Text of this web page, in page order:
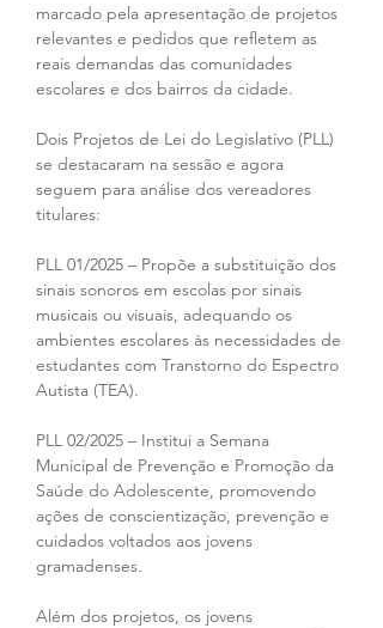
marcado pela apresentação de projetos
relevantes e pedidos que refletem as
reais demandas das comunidades
escolares e dos bairros da cidade.
Dois Projetos de Lei do Legislativo (PLL)
se destacaram na sessão e agora
seguem para análise dos vereadores
titulares:
PLL 01/2025 – Propõe a substituição dos
sinais sonoros em escolas por sinais
musicais ou visuais, adequando os
ambientes escolares às necessidades de
estudantes com Transtorno do Espectro
Autista (TEA).
PLL 02/2025 – Institui a Semana
Municipal de Prevenção e Promoção da
Saúde do Adolescente, promovendo
ações de conscientização, prevenção e
cuidados voltados aos jovens
gramadenses.
Além dos projetos, os jovens